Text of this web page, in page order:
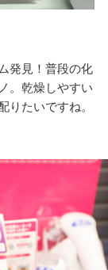
発見！普段の化
。乾燥しやすい
たいですね。